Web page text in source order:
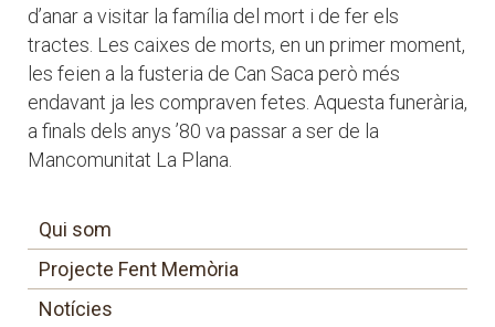
d’anar a visitar la família del mort i de fer els
tractes. Les caixes de morts, en un primer moment,
les feien a la fusteria de Can Saca però més
endavant ja les compraven fetes. Aquesta funerària,
a finals dels anys ’80 va passar a ser de la
Mancomunitat La Plana.
Qui som
Projecte Fent Memòria
Notícies